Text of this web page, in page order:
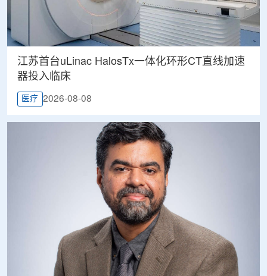
江苏首台uLinac HalosTx一体化环形CT直线加速
器投入临床
医疗 2026-08-08